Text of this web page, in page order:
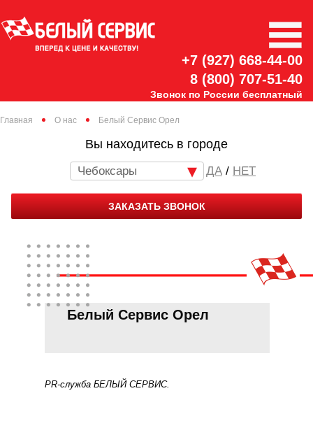
+7 (927) 668-44-00
8 (800) 707-51-40
Звонок по России бесплатный
Главная О нас Белый Сервис Орел
Вы находитесь в городе
Чебоксары / НЕТ
ЗАКАЗАТЬ ЗВОНОК
Белый Сервис Орел
PR-служба БЕЛЫЙ СЕРВИС.